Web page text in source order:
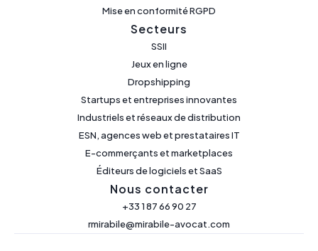
Mise en conformité RGPD
Secteurs
SSII
Jeux en ligne
Dropshipping
Startups et entreprises innovantes
Industriels et réseaux de distribution
ESN, agences web et prestataires IT
E-commerçants et marketplaces
Éditeurs de logiciels et SaaS
Nous contacter
+33 1 87 66 90 27
rmirabile@mirabile-avocat.com